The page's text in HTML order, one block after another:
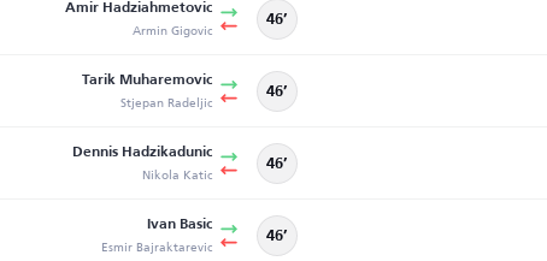
Amir Hadziahmetovic
Armin Gigovic 46’
Tarik Muharemovic
Stjepan Radeljic 46’
Dennis Hadzikadunic
Nikola Katic 46’
Ivan Basic
Esmir Bajraktarevic 46’